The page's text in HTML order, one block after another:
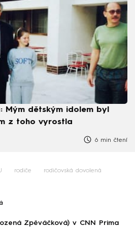
Mým dětským idolem byl
z toho vyrostla
6 min čtení
rodiče rodičovská dovolená
Zpěváčková) v CNN Prima